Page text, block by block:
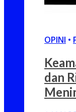
OPINI •
dan